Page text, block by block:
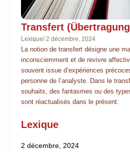
Transfert
Lexique/2 décembre, 2024
La notion de transfert désigne une
inconsciemment et de revivre
souvent issue d’expériences
personne de l’analyste. Dans le
souhaits, des fantasmes ou des
sont réactualisés dans le présent.
Lexique
2 décembre, 2024